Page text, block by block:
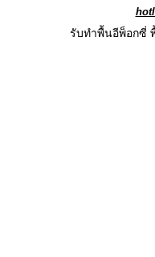
รับทำพื้นอีพ็อกซี่